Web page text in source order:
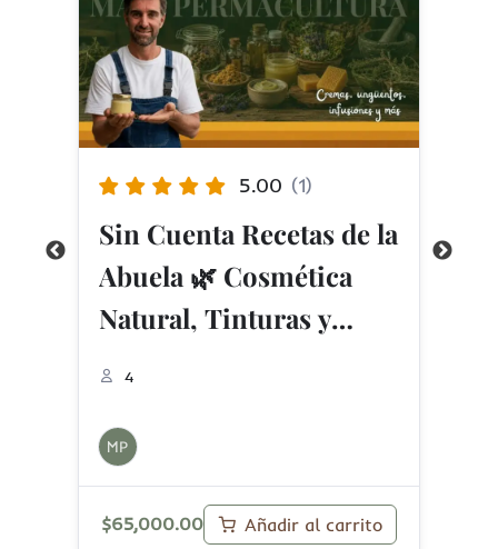
5.00 (1)
Sin Cuenta Recetas de la
Abuela 🌿 Cosmética
Natural, Tinturas y
Limpieza Biodegradable
4
MP
$65,000.00 Añadir al carrito